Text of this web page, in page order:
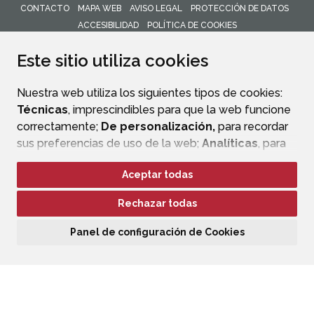
Este sitio utiliza cookies
Nuestra web utiliza los siguientes tipos de cookies:
Técnicas, imprescindibles para que la web funcione
correctamente; De personalización, para recordar
sus preferencias de uso de la web; Analíticas, para
mejorar el funcionamiento de la web y sus servicios.
Si acepta pulsando el botón“Aceptar todas”
consideramos que acepta su uso. Si pulsa el botón
ninguna acción, se guardarán las cookies técnicas
Aceptar todas
Rechazar todas
Panel de configuración de Cookies
CONTACTO MAPA WEB AVISO LEGAL
PROTECCIÓN DE DATOS
ACCESIBILIDAD
POLÍTICA DE COOKIES